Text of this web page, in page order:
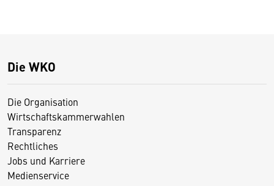
Die WKO
Die Organisation
Wirtschaftskammerwahlen
Transparenz
Rechtliches
Jobs und Karriere
Medienservice